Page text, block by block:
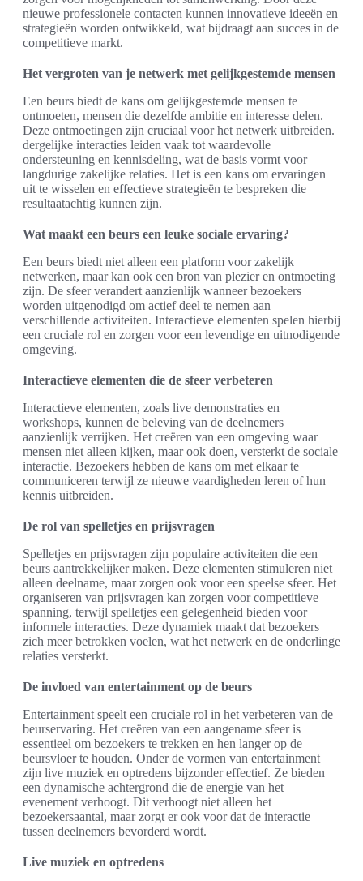
nieuwe professionele contacten kunnen innovatieve ideeën en
strategieën worden ontwikkeld, wat bijdraagt aan succes in de
competitieve markt.
Het vergroten van je netwerk met gelijkgestemde mensen
Een beurs biedt de kans om gelijkgestemde mensen te
ontmoeten, mensen die dezelfde ambitie en interesse delen.
Deze ontmoetingen zijn cruciaal voor het netwerk uitbreiden.
dergelijke interacties leiden vaak tot waardevolle
ondersteuning en kennisdeling, wat de basis vormt voor
langdurige zakelijke relaties. Het is een kans om ervaringen
uit te wisselen en effectieve strategieën te bespreken die
resultaatachtig kunnen zijn.
Wat maakt een beurs een leuke sociale ervaring?
Een beurs biedt niet alleen een platform voor zakelijk
netwerken, maar kan ook een bron van plezier en ontmoeting
zijn. De sfeer verandert aanzienlijk wanneer bezoekers
worden uitgenodigd om actief deel te nemen aan
verschillende activiteiten. Interactieve elementen spelen hierbij
een cruciale rol en zorgen voor een levendige en uitnodigende
omgeving.
Interactieve elementen die de sfeer verbeteren
Interactieve elementen, zoals live demonstraties en
workshops, kunnen de beleving van de deelnemers
aanzienlijk verrijken. Het creëren van een omgeving waar
mensen niet alleen kijken, maar ook doen, versterkt de sociale
interactie. Bezoekers hebben de kans om met elkaar te
communiceren terwijl ze nieuwe vaardigheden leren of hun
kennis uitbreiden.
De rol van spelletjes en prijsvragen
Spelletjes en prijsvragen zijn populaire activiteiten die een
beurs aantrekkelijker maken. Deze elementen stimuleren niet
alleen deelname, maar zorgen ook voor een speelse sfeer. Het
organiseren van prijsvragen kan zorgen voor competitieve
spanning, terwijl spelletjes een gelegenheid bieden voor
informele interacties. Deze dynamiek maakt dat bezoekers
zich meer betrokken voelen, wat het netwerk en de onderlinge
relaties versterkt.
De invloed van entertainment op de beurs
Entertainment speelt een cruciale rol in het verbeteren van de
beurservaring. Het creëren van een aangename sfeer is
essentieel om bezoekers te trekken en hen langer op de
beursvloer te houden. Onder de vormen van entertainment
zijn live muziek en optredens bijzonder effectief. Ze bieden
een dynamische achtergrond die de energie van het
evenement verhoogt. Dit verhoogt niet alleen het
bezoekersaantal, maar zorgt er ook voor dat de interactie
tussen deelnemers bevorderd wordt.
Live muziek en optredens